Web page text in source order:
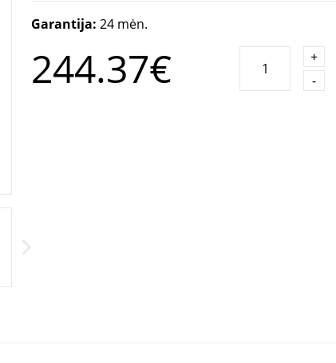
Garantija: 24 mėn.
244.37€
+
-